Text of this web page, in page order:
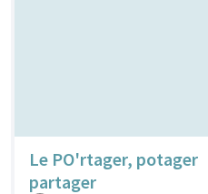
Le PO'rtager, potager
partager